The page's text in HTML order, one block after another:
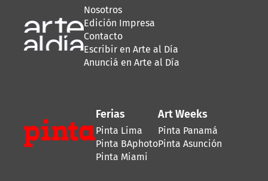
Nosotros
Edición Impresa
Contacto
Escribir en Arte al Día
Anunciá en Arte al Día
Ferias
Pinta Lima
Pinta BAphoto
Pinta Miami
Art Weeks
Pinta Panamá
Pinta Asunción